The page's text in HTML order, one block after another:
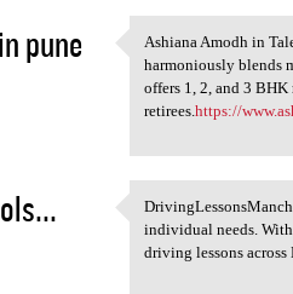
pune Ashiana Amodh
Ashiana Amodh in
harmoniously blends
offers 1, 2, and 3
retirees.https://
individual needs.
driving lessons across